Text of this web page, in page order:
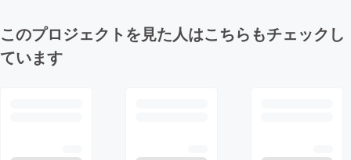
このプロジェクトを見た人はこちらもチェックし
ています